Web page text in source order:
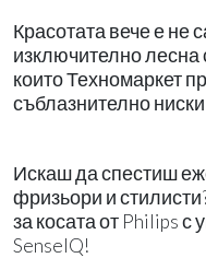
Красотата вече е не
изключително лесна
които Техномаркет
съблазнително
Искаш да спестиш
фризьори и
за косата от Philips с
SenseIQ!